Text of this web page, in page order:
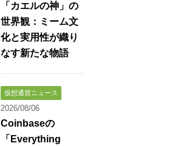
「カエルの神」の
世界観：ミーム文
化と実用性が織り
なす新たな物語
仮想通貨ニュース
2026/08/06
Coinbaseの
「Everything